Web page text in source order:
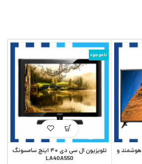
تلویزیون ال جی ۴۹LK5730 هوشمند و
ناموجود
تلویزیون ال سی دی ۴۰ اینچ سامسونگ
LA40A550